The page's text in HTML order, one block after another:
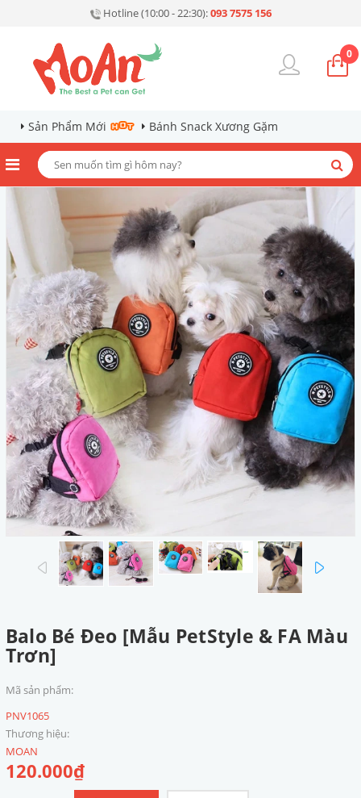
Hotline (10:00 - 22:30):093 7575 156
0
Sản Phẩm Mới Bánh Snack Xương Gặm
prev
Balo Bé Đeo [Mẫu PetStyle & FA Màu
Trơn]
Mã sản phẩm:
PNV1065
Thương hiệu:
MOAN
120.000₫